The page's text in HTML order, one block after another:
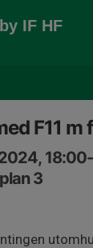
IF HF
F11 m
3